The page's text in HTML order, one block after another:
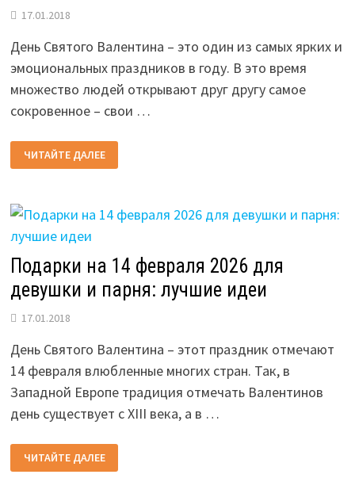
17.01.2018
День Святого Валентина – это один из самых ярких и
эмоциональных праздников в году. В это время
множество людей открывают друг другу самое
сокровенное – свои …
ОРИГИНАЛЬНЫЕ
ПОДАРКИ
НА
СВОИМИ
РУКАМИ
ЧИТАЙТЕ ДАЛЕЕ
Подарки на 14 февраля 2026 для
девушки и парня: лучшие идеи
17.01.2018
День Святого Валентина – этот праздник отмечают
14 февраля влюбленные многих стран. Так, в
Западной Европе традиция отмечать Валентинов
день существует с XIII века, а в …
ПОДАРКИ
НА
14
ЧИТАЙТЕ ДАЛЕЕ